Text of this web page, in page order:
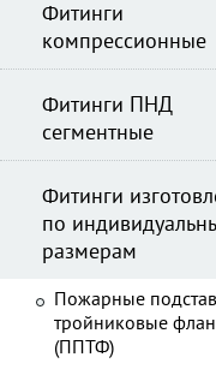
Фитинги
компрессионные
Фитинги ПНД
сегментные
Фитинги
по
размерам
Пожарные
тройниковые
(ППТФ)